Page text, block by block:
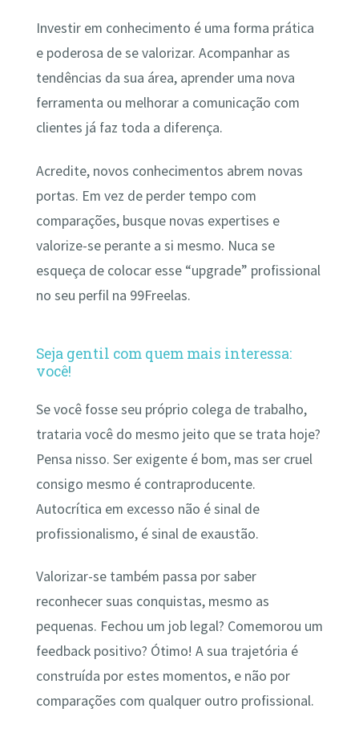
Investir em conhecimento é uma forma prática
e poderosa de se valorizar. Acompanhar as
tendências da sua área, aprender uma nova
ferramenta ou melhorar a comunicação com
clientes já faz toda a diferença.
Acredite, novos conhecimentos abrem novas
portas. Em vez de perder tempo com
comparações, busque novas expertises e
valorize-se perante a si mesmo. Nuca se
esqueça de colocar esse “upgrade” profissional
no seu perfil na 99Freelas.
Seja gentil com quem mais interessa:
você!
Se você fosse seu próprio colega de trabalho,
trataria você do mesmo jeito que se trata hoje?
Pensa nisso. Ser exigente é bom, mas ser cruel
consigo mesmo é contraproducente.
Autocrítica em excesso não é sinal de
profissionalismo, é sinal de exaustão.
Valorizar-se também passa por saber
reconhecer suas conquistas, mesmo as
pequenas. Fechou um job legal? Comemorou um
feedback positivo? Ótimo! A sua trajetória é
construída por estes momentos, e não por
comparações com qualquer outro profissional.